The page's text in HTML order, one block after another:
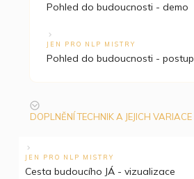
Pohled do budoucnosti - demo
JEN PRO NLP MISTRY
Pohled do budoucnosti - postup
DOPLNĚNÍ TECHNIK A JEJICH VARIACE
JEN PRO NLP MISTRY
Cesta budoucího JÁ - vizualizace